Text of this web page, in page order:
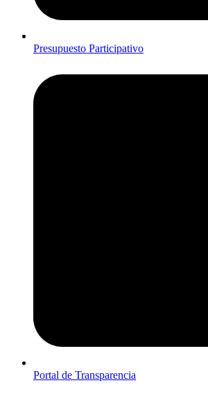
Presupuesto Participativo
Portal de Transparencia